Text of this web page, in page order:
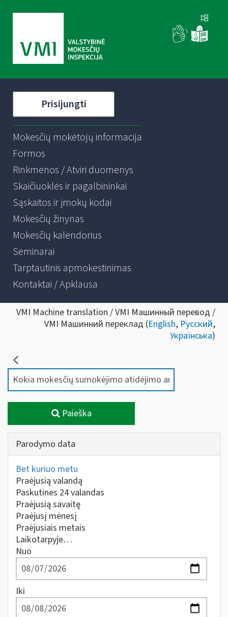
Prisijungti
Mokesčių mokėtojų informacija
Formos
Rinkmenos / Atviri duomenys
Skaičiuoklės ir pagalbininkai
Sąskaitos ir įmokų kodai
Mokesčių žinynas
Mokesčių kalendorius
Seminarai
Tarptautinis apmokestinimas
Kontaktai / Apklausa
VMI Machine translation / VMI Машинный перевод /
VMI Машинний переклад (English, Русский,
Українська)
Paieška
Parodymo data
Bet kuriuo metu
Praėjusią valandą
Paskutines 24 valandas
Praėjusią savaitę
Praėjusį mėnesį
Praėjusiais metais
Laikotarpyje…
Nuo
Iki